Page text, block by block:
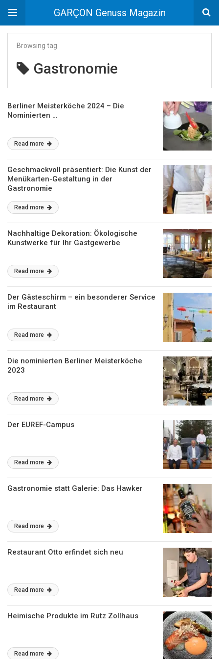
GARÇON Genuss Magazin
Browsing tag
Gastronomie
Berliner Meisterköche 2024 – Die
Nominierten …
Read more
Geschmackvoll präsentiert: Die Kunst der
Menükarten-Gestaltung in der
Gastronomie
Read more
Nachhaltige Dekoration: Ökologische
Kunstwerke für Ihr Gastgewerbe
Read more
Der Gästeschirm – ein besonderer Service
im Restaurant
Read more
Die nominierten Berliner Meisterköche
2023
Read more
Der EUREF-Campus
Read more
Gastronomie statt Galerie: Das Hawker
Read more
Restaurant Otto erfindet sich neu
Read more
Heimische Produkte im Rutz Zollhaus
Read more